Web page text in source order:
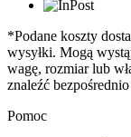
*Podane koszty
wysyłki. Mogą
wagę, rozmiar lub
znaleźć
Pomoc